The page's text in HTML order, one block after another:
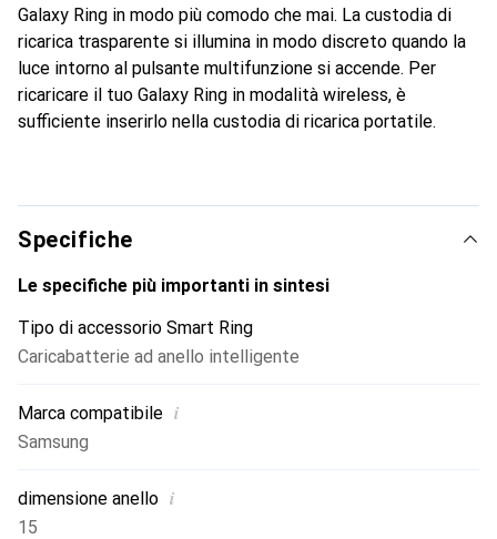
Galaxy Ring in modo più comodo che mai. La custodia di
ricarica trasparente si illumina in modo discreto quando la
luce intorno al pulsante multifunzione si accende. Per
ricaricare il tuo Galaxy Ring in modalità wireless, è
sufficiente inserirlo nella custodia di ricarica portatile.
Specifiche
Le specifiche più importanti in sintesi
Tipo di accessorio Smart Ring
Caricabatterie ad anello intelligente
Marca compatibile i
Samsung
dimensione anello i
15